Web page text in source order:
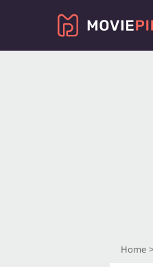
Home